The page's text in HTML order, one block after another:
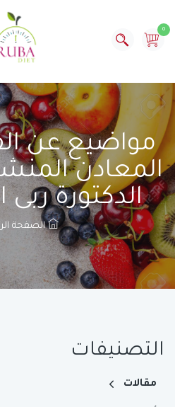
0
مواضيع عن
المعادن
الدكتورة
الصفحة
التصنيفات
مقالات